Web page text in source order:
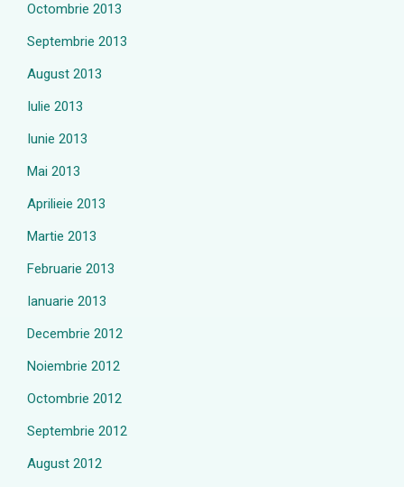
Octombrie 2013
Septembrie 2013
August 2013
Iulie 2013
Iunie 2013
Mai 2013
Aprilieie 2013
Martie 2013
Februarie 2013
Ianuarie 2013
Decembrie 2012
Noiembrie 2012
Octombrie 2012
Septembrie 2012
August 2012